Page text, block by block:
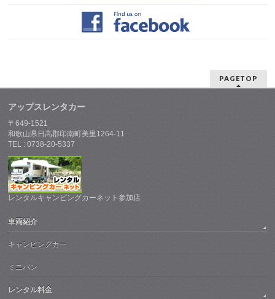
PAGETOP
アップスレンタカー
〒649-1521
和歌山県日高郡印南町美里1264-11
TEL : 0738-20-5337
レンタルキャンピングカーネット参加店
車両紹介
キャンピングカー
ミニバン
レンタル料金